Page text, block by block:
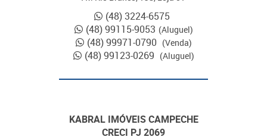
(48) 3224-6575
(48) 99115-9053 (Aluguel)
(48) 99971-0790 (Venda)
(48) 99123-0269 (Aluguel)
KABRAL IMÓVEIS CAMPECHE
CRECI PJ 2069